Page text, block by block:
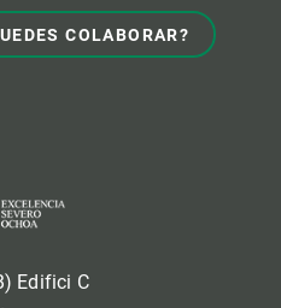
COLABORAR?
Edifici C